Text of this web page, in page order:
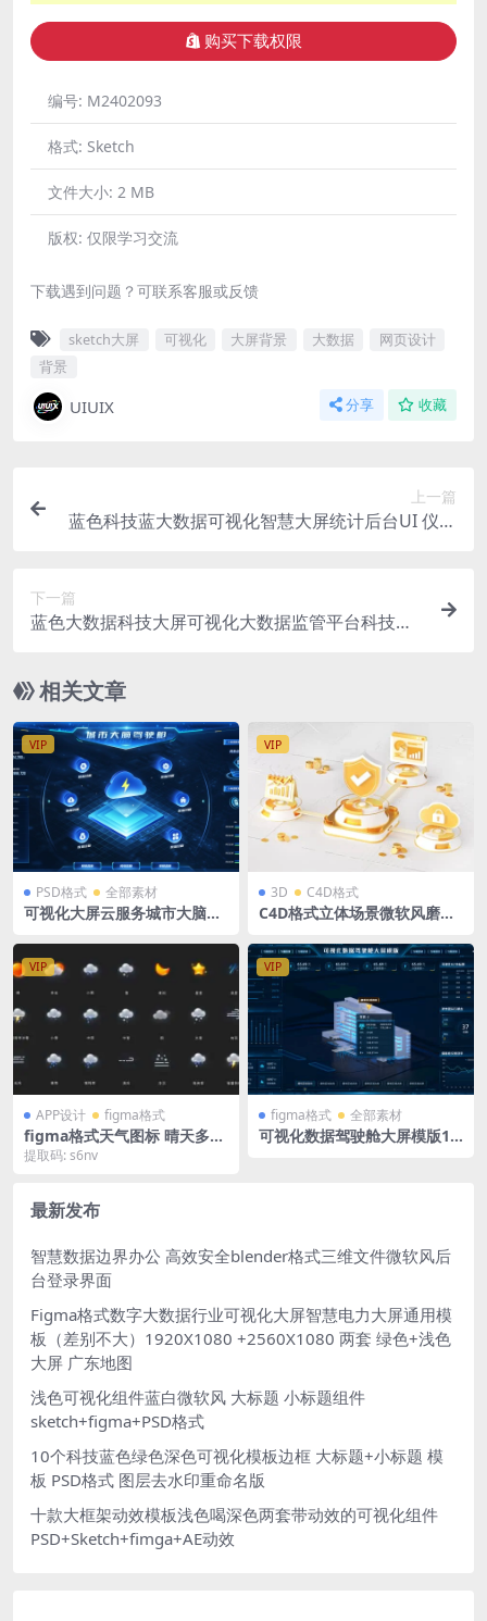
购买下载权限
编号: M2402093
格式: Sketch
文件大小: 2 MB
版权: 仅限学习交流
下载遇到问题？可联系客服或反馈
sketch大屏 可视化 大屏背景 大数据
网页设计
背景
UIUIX 分享 收藏
上一篇
蓝色科技蓝大数据可视化智慧大屏统计后台UI 仪表
下一篇
蓝色大数据科技大屏可视化大数据监管平台科技图
相关文章
VIP
PSD格式 全部素材
可视化大屏云服务城市大脑驾
大数据
VIP
3D C4D格式
C4D格式立体场景微软风磨玻
VIP
APP设计 figma格式
figma格式天气图标 晴天多云
雨雪icon
提取码: s6nv
VIP
figma格式 全部素材
可视化数据驾驶舱大屏模版19
最新发布
智慧数据边界办公 高效安全blender格式三维文件微软风后
台登录界面
Figma格式数字大数据行业可视化大屏智慧电力大屏通用模
板（差别不大）1920X1080 +2560X1080 两套 绿色+浅色
大屏 广东地图
浅色可视化组件蓝白微软风 大标题 小标题组件
sketch+figma+PSD格式
10个科技蓝色绿色深色可视化模板边框 大标题+小标题 模
板 PSD格式 图层去水印重命名版
十款大框架动效模板浅色喝深色两套带动效的可视化组件
PSD+Sketch+fimga+AE动效